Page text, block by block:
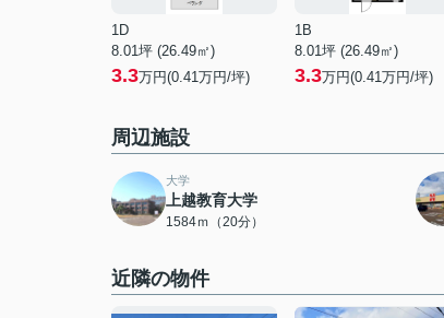
1D
8.01坪 (26.49㎡)
3.3万円(0.41万円/坪)
1B
8.01坪 (26.49㎡)
3.3万円(0.41万円/坪)
周辺施設
大学
上越教育大学
1584ｍ（20分）
近隣の物件